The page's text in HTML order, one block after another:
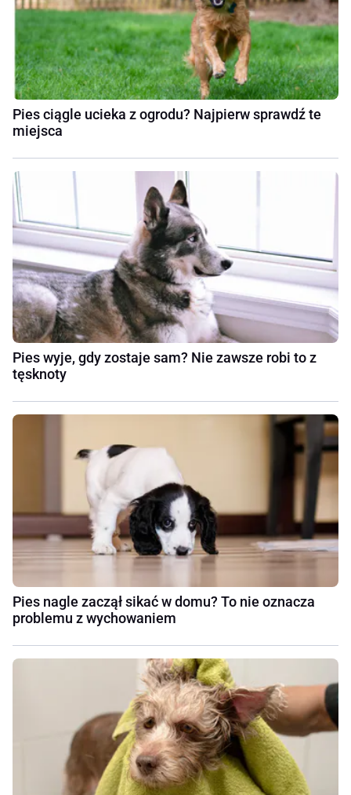
Pies ciągle ucieka z ogrodu? Najpierw sprawdź te
miejsca
Pies wyje, gdy zostaje sam? Nie zawsze robi to z
tęsknoty
Pies nagle zaczął sikać w domu? To nie oznacza
problemu z wychowaniem